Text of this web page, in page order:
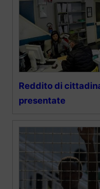
Reddito di
presentate